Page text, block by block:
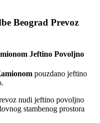
Beograd Prevoz
Jeftino Povoljno
pouzdano jeftino
nudi jeftino povoljno
stambenog prostora